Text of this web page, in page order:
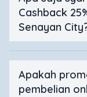
Cashback
Senayan
Apakah
pembelian